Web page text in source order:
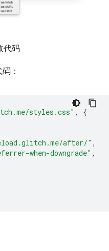
代码
：
styles.css" ,
{
after/" ,
when-downgrade" ,